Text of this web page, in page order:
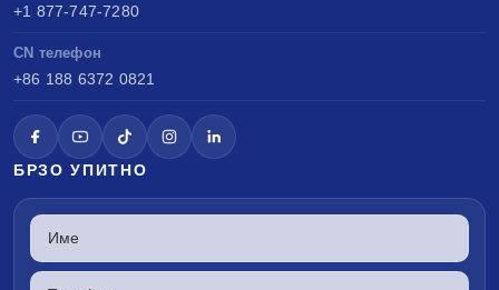
+1 877-747-7280
CN телефон
+86 188 6372 0821
БРЗО УПИТНО